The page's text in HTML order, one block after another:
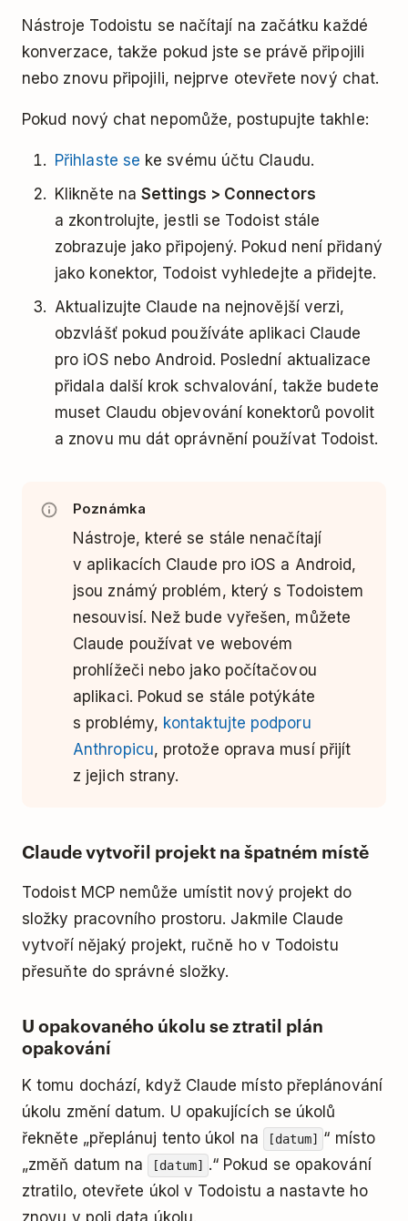
Nástroje Todoistu se načítají na začátku každé
konverzace, takže pokud jste se právě připojili
nebo znovu připojili, nejprve otevřete nový chat.
Pokud nový chat nepomůže, postupujte takhle:
Přihlaste se ke svému účtu Claudu.
Klikněte naSettings > Connectors
a zkontrolujte, jestli se Todoist stále
zobrazuje jako připojený. Pokud není přidaný
jako konektor, Todoist vyhledejte a přidejte.
Aktualizujte Claude na nejnovější verzi,
obzvlášť pokud používáte aplikaci Claude
pro iOS nebo Android. Poslední aktualizace
přidala další krok schvalování, takže budete
muset Claudu objevování konektorů povolit
a znovu mu dát oprávnění používat Todoist.
Poznámka
Nástroje, které se stále nenačítají
v aplikacích Claude pro iOS a Android,
jsou známý problém, který s Todoistem
nesouvisí. Než bude vyřešen, můžete
Claude používat ve webovém
prohlížeči nebo jako počítačovou
aplikaci. Pokud se stále potýkáte
s problémy, kontaktujte podporu
Anthropicu, protože oprava musí přijít
z jejich strany.
Claude vytvořil projekt na špatném místě
Todoist MCP nemůže umístit nový projekt do
složky pracovního prostoru. Jakmile Claude
vytvoří nějaký projekt, ručně ho v Todoistu
přesuňte do správné složky.
U opakovaného úkolu se ztratil plán
opakování
K tomu dochází, když Claude místo přeplánování
úkolu změní datum. U opakujících se úkolů
řekněte „přeplánuj tento úkol na
[datum]
“ místo
„změň datum na
[datum]
.“ Pokud se opakování
ztratilo, otevřete úkol v Todoistu a nastavte ho
znovu v poli data úkolu.